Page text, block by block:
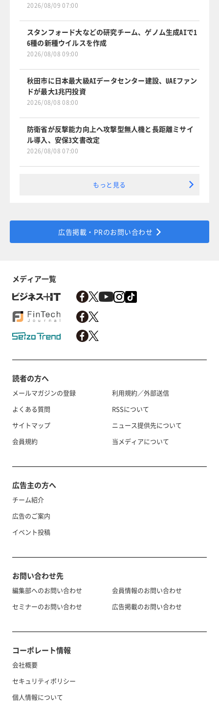
2026/08/09 07:00
スタンフォード大などの研究チーム、ゲノム生成AIで1
6種の新種ウイルスを作成
2026/08/08 09:00
秋田市に日本最大級AIデータセンター建設、UAEファン
ドが最大1兆円投資
2026/08/08 08:00
防衛省が反撃能力向上へ攻撃型無人機と長距離ミサイ
ル導入、安保3文書改定
2026/08/08 07:00
もっと見る
広告掲載・PRのお問い合わせ
メディア一覧
読者の方へ
メールマガジンの登録
よくある質問
サイトマップ
会員規約
利用規約／外部送信
RSSについて
ニュース提供先について
当メディアについて
広告主の方へ
チーム紹介
広告のご案内
イベント投稿
お問い合わせ先
編集部へのお問い合わせ
セミナーのお問い合わせ
会員情報のお問い合わせ
広告掲載のお問い合わせ
コーポレート情報
会社概要
セキュリティポリシー
個人情報について